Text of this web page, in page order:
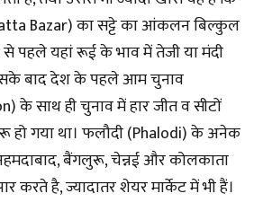
Bazar) का सट्टे का आंकलन बिल्कुल
से पहले यहां रूई के भाव में तेजी या मंदी
बाद देश के पहले आम चुनाव
के साथ ही चुनाव में हार जीत व सीटों
हो गया था। फलौदी (Phalodi) के अनेक
बैंगलुरू, चेन्नई और कोलकाता
करते है, ज्यादातर शेयर मार्केट में भी हैं।